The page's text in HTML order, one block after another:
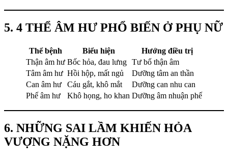
5. 4 THỂ ÂM HƯ PHỔ BIẾN Ở PHỤ NỮ
Thể bệnh Biểu hiện
Hướng điều trị
Thận âm hư Bốc hỏa, đau lưng Tư bổ thận âm
Tâm âm hư Hồi hộp, mất ngủ
Dưỡng tâm an thần
Can âm hư
Cáu gắt, khô mắt
Dưỡng can nhu can
Phế âm hư
Khô họng, ho khan Dưỡng âm nhuận phế
6. NHỮNG SAI LẦM KHIẾN HỎA
VƯỢNG NẶNG HƠN